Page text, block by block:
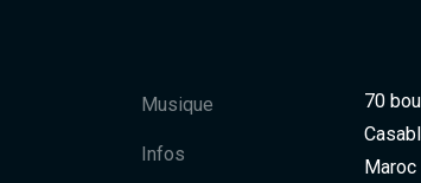
Musique
Infos
70
Maroc